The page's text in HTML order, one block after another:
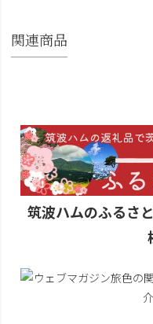
関連商品
筑波ハムのふるさ